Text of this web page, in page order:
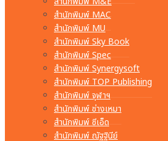
สำนักพิมพ์ MAC
สำนักพิมพ์ MU
สำนักพิมพ์ Sky Book
สำนักพิมพ์ Spec
สำนักพิมพ์ Synergysoft
สำนักพิมพ์ TOP Publishing
สำนักพิมพ์ จุฬาฯ
สำนักพิมพ์ ช่างเหมา
สำนักพิมพ์ ซีเอ็ด
สำนักพิมพ์ ณัฐฐินีย์